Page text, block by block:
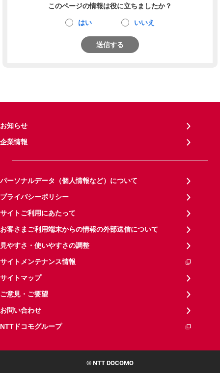
このページの情報は役に立ちましたか？
はい いいえ
送信する
お知らせ
企業情報
パーソナルデータ（個人情報など）について
プライバシーポリシー
サイトご利用にあたって
お客さまご利用端末からの情報の外部送信について
見やすさ・使いやすさの調整
サイトメンテナンス情報
サイトマップ
ご意見・ご要望
お問い合わせ
NTTドコモグループ
© NTT DOCOMO